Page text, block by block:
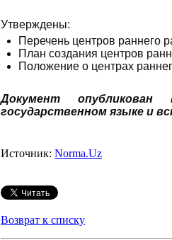
Утверждены:
Перечень центров раннего
План создания центров
Положение о центрах
Документ
государственном языке и
Источник: Norma.Uz
Возврат к списку